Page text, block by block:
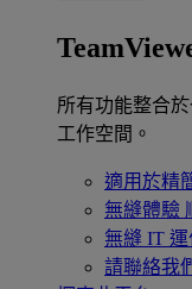
所有功能整合
工作空間。
適用於精
無縫體驗
無縫 IT
請聯絡我